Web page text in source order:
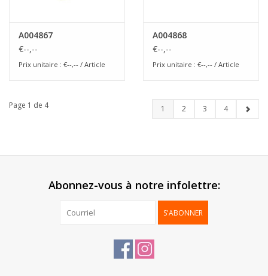
A004867
€--,--
Prix unitaire : €--,-- / Article
A004868
€--,--
Prix unitaire : €--,-- / Article
Page 1 de 4 1 2 3 4
Abonnez-vous à notre infolettre:
S'ABONNER